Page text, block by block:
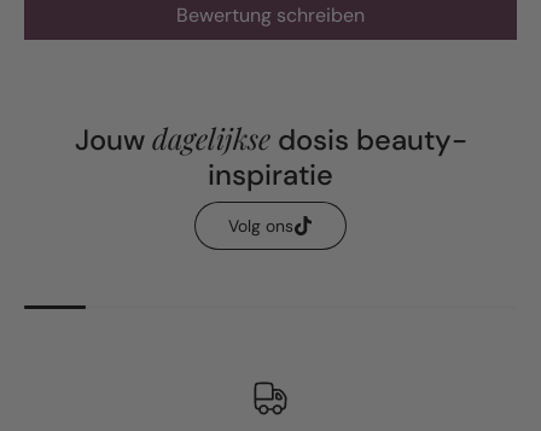
Bewertung schreiben
Jouwdagelijksedosis beauty-
inspiratie
Volg ons